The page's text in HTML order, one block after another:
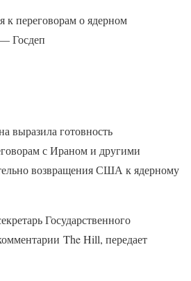
переговорам о ядерном
Госдеп
выразила готовность
с Ираном и другими
возвращения США к ядерному
Государственного
The Hill, передает